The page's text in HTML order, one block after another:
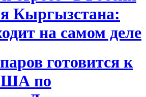
Кыргызстана:
на самом деле
готовится к
по